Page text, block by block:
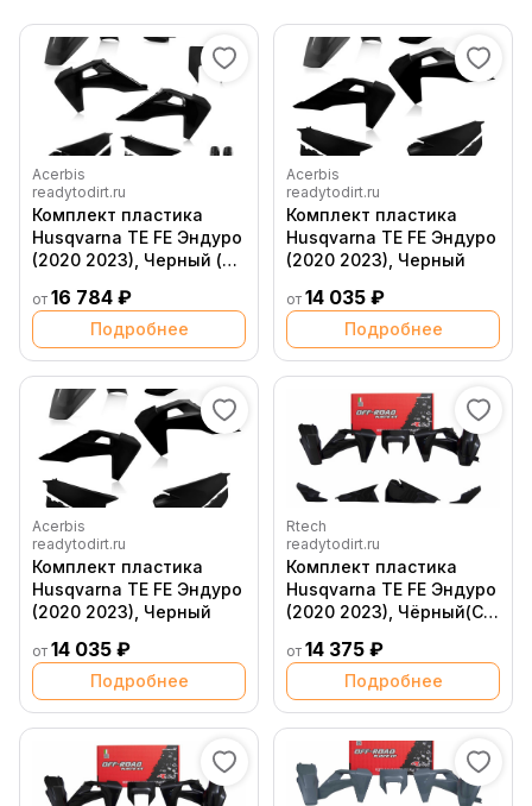
Acerbis
readytodirt.ru
Комплект пластика
Husqvarna TE FE Эндуро
(2020 2023), Черный (С
от 16 784 ₽
Подробнее
Acerbis
readytodirt.ru
Комплект пластика
Husqvarna TE FE Эндуро
(2020 2023), Черный
от 14 035 ₽
Подробнее
Acerbis
readytodirt.ru
Комплект пластика
Husqvarna TE FE Эндуро
(2020 2023), Черный
от 14 035 ₽
Подробнее
Rtech
readytodirt.ru
Комплект пластика
Husqvarna TE FE Эндуро
(2020 2023), Чёрный(С
от 14 375 ₽
Подробнее